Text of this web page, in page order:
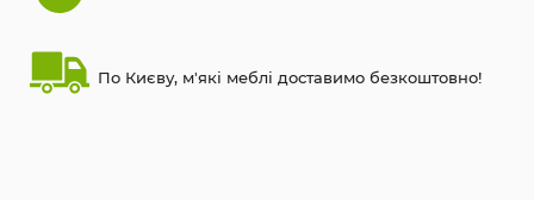
По Києву, м'які меблі доставимо безкоштовно!